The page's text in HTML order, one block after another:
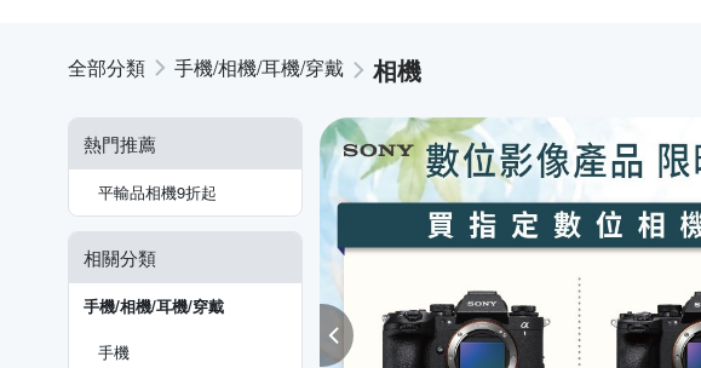
手機/相機/耳機/穿戴 相機
熱門推薦
平輸品相機9折起
相關分類
手機/相機/耳機/穿戴
手機